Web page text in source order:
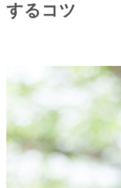
するコツ